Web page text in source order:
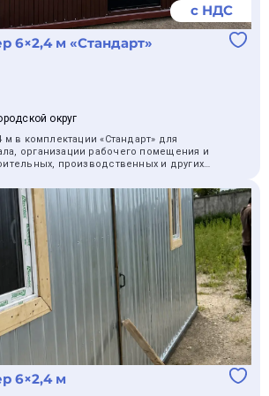
с НДС
6×2,4 м «Стандарт»
округ
м в комплектации «Стандарт» для
организации рабочего помещения и
производственных и других
мм, швеллер 3 мм, уголок 63×63 мм
парогидроизоляция;
ПВХ, ОСБ или ЛДСП;
и утеплитель;
для эксплуатации в суровых
6×2,4 м